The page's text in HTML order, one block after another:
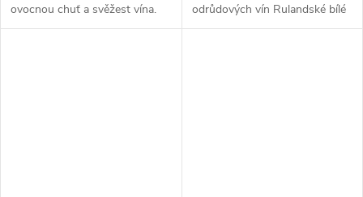
ovocnou chuť a svěžest vína.
Základem je tiché víno...
odrůdových vín Rulandské bílé
a Ryzlink vlašský...